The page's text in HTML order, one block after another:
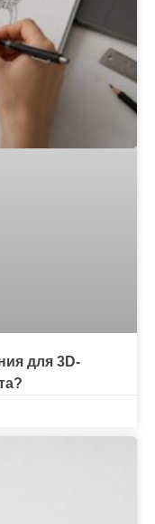
для 3D-